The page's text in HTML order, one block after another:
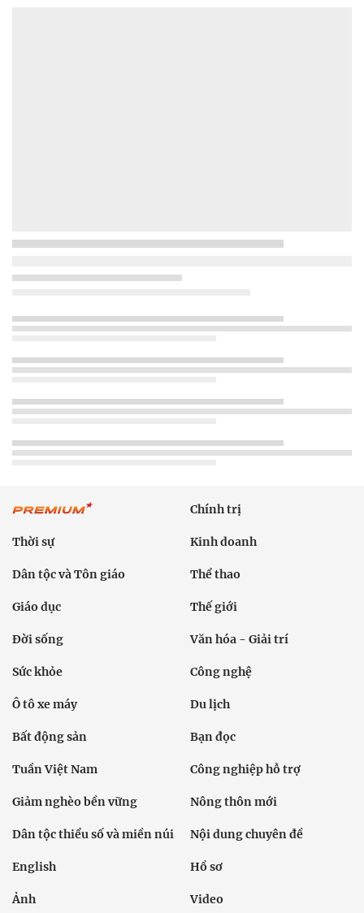
Chính trị
Thời sự Kinh doanh
Dân tộc và Tôn giáo Thể thao
Giáo dục Thế giới
Đời sống Văn hóa - Giải trí
Sức khỏe Công nghệ
Ô tô xe máy Du lịch
Bất động sản Bạn đọc
Tuần Việt Nam Công nghiệp hỗ trợ
Giảm nghèo bền vững Nông thôn mới
Dân tộc thiểu số và miền núi Nội dung chuyên đề
English Hồ sơ
Ảnh Video